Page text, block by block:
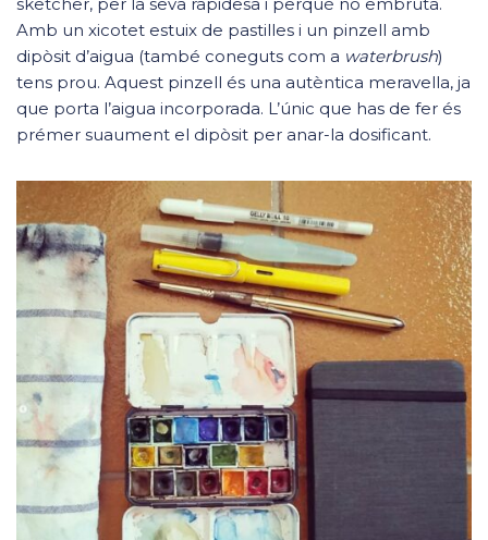
Amb un xicotet estuix de pastilles i un pinzell amb
dipòsit d’aigua (també coneguts com a waterbrush)
tens prou. Aquest pinzell és una autèntica meravella, ja
que porta l’aigua incorporada. L’únic que has de fer és
prémer suaument el dipòsit per anar-la dosificant.